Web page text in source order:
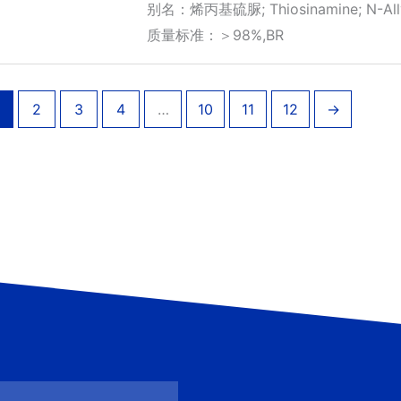
¥250.00
至
别名：烯丙基硫脲; Thiosinamine; N-
质量标准：＞98%,BR
2 3 4 … 10 11 12 →